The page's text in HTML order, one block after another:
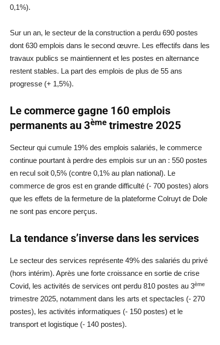
0,1%).
Sur un an, le secteur de la construction a perdu 690 postes
dont 630 emplois dans le second œuvre. Les effectifs dans les
travaux publics se maintiennent et les postes en alternance
restent stables. La part des emplois de plus de 55 ans
progresse (+ 1,5%).
Le commerce gagne 160 emplois
permanents au 3ème trimestre 2025
Secteur qui cumule 19% des emplois salariés, le commerce
continue pourtant à perdre des emplois sur un an : 550 postes
en recul soit 0,5% (contre 0,1% au plan national). Le
commerce de gros est en grande difficulté (- 700 postes) alors
que les effets de la fermeture de la plateforme Colruyt de Dole
ne sont pas encore perçus.
La tendance s’inverse dans les services
Le secteur des services représente 49% des salariés du privé
(hors intérim). Après une forte croissance en sortie de crise
Covid, les activités de services ont perdu 810 postes au 3ème
trimestre 2025, notamment dans les arts et spectacles (- 270
postes), les activités informatiques (- 150 postes) et le
transport et logistique (- 140 postes).